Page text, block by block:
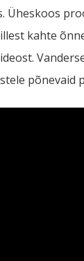
Üheskoos
kahte
põnevaid